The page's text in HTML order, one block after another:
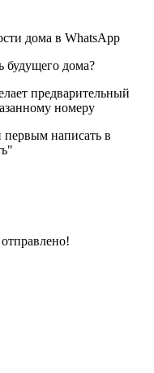
дома в WhatsApp
будущего дома?
предварительный
номеру
написать в